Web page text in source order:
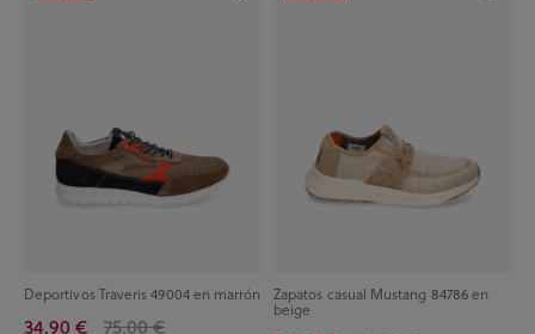
Deportivos Traveris 49004 en marrón
34,90 € 75,00 €
Zapatos casual Mustang 84786 en
beige